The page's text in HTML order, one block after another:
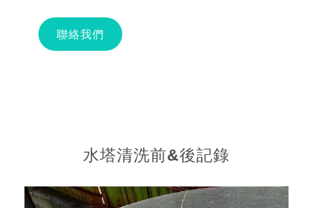
聯絡我們
水塔清洗前&後記錄